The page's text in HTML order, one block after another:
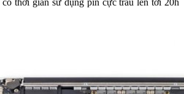
thời gian sử dụng pin cực trâu lên tới 20h